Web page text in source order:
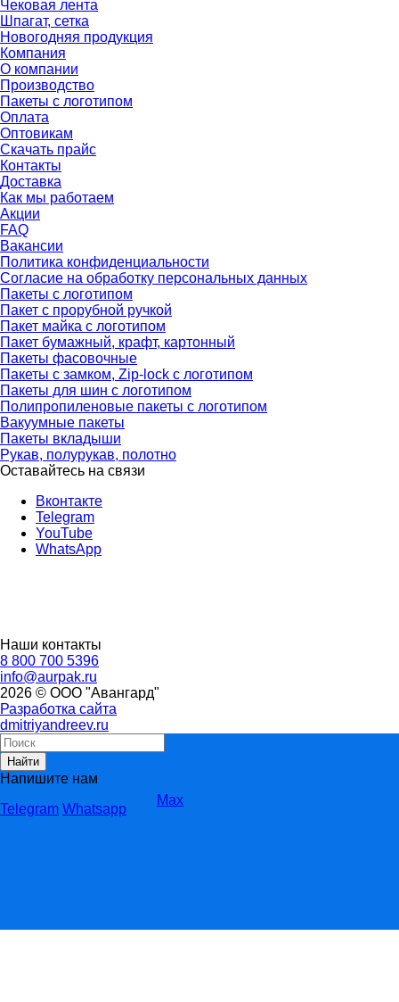
Чековая лента
Шпагат, сетка
Новогодняя продукция
Компания
О компании
Производство
Пакеты с логотипом
Оплата
Оптовикам
Скачать прайс
Контакты
Доставка
Как мы работаем
Акции
FAQ
Вакансии
Политика конфиденциальности
Согласие на обработку персональных данных
Пакеты с логотипом
Пакет с прорубной ручкой
Пакет майка с логотипом
Пакет бумажный, крафт, картонный
Пакеты фасовочные
Пакеты с замком, Zip-lock с логотипом
Пакеты для шин с логотипом
Полипропиленовые пакеты с логотипом
Вакуумные пакеты
Пакеты вкладыши
Рукав, полурукав, полотно
Оставайтесь на связи
Вконтакте
Telegram
YouTube
WhatsApp
Наши контакты
8 800 700 5396
info@aurpak.ru
2026 © ООО "Авангард"
Разработка сайта
dmitriyandreev.ru
Найти
Напишите нам
Telegram Whatsapp
Max